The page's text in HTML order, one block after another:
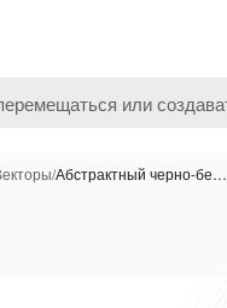
/Абстрактный черно-бе…